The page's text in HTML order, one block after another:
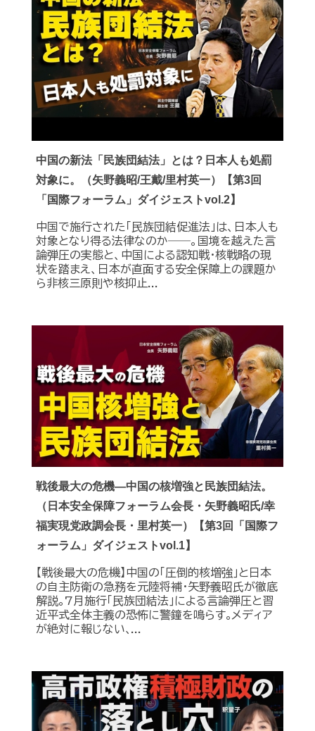
中国の新法「民族団結法」とは？日本人も処罰
対象に。（矢野義昭/王戴/里村英一）【第3回
「国際フォーラム」ダイジェストvol.2】
中国で施行された「民族団結促進法」は、日本人も
対象となり得る法律なのか――。国境を越えた言
論弾圧の実態と、中国による認知戦・核戦略の現
状を踏まえ、日本が直面する安全保障上の課題か
ら非核三原則や核抑止...
戦後最大の危機―中国の核増強と民族団結法。
（日本安全保障フォーラム会長・矢野義昭氏/幸
福実現党政調会長・里村英一）【第3回「国際フ
ォーラム」ダイジェストvol.1】
【戦後最大の危機】中国の｢圧倒的核増強｣と日本
の自主防衛の急務を元陸将補・矢野義昭氏が徹底
解説｡7月施行｢民族団結法｣による言論弾圧と習
近平式全体主義の恐怖に警鐘を鳴らす｡メディア
が絶対に報じない､...